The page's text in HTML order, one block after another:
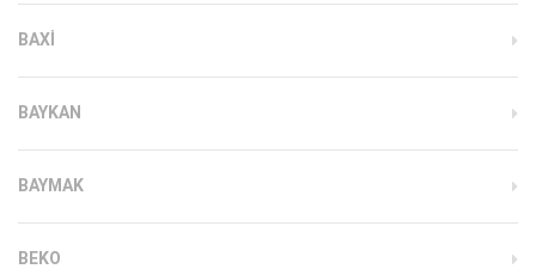
BAXI
BAYKAN
BAYMAK
BEKO